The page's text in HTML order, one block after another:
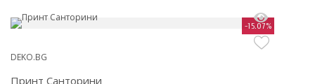
-15.07%
DEKO.BG
Принт Санторини